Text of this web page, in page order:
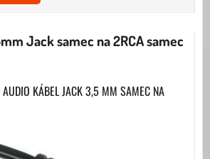
Jack samec na 2RCA samec
KÁBEL JACK 3,5 MM SAMEC NA